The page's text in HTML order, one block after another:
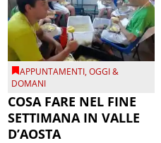
APPUNTAMENTI,OGGI &
DOMANI
COSA FARE NEL FINE
SETTIMANA IN VALLE
D’AOSTA